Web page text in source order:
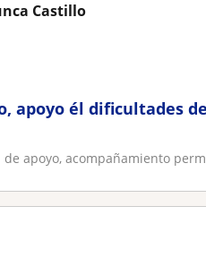
Castillo
apoyo él dificultades
de apoyo, acompañamiento